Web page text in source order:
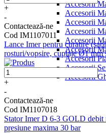
Accesorii
Accesorii
Accesorii
Accesorii
Accesorii
Accesorii
Accesorii
Accesorii
Accesorii
+
-
Contactează-ne
Cod IM1107011
Lance Imer pentru curatire
rosturi/vopsire, cuplaje Ø1
+
-
Contactează-ne
Cod IM1107018
Stator Imer D 6-3 GOLD
presiune maxima 30 bar